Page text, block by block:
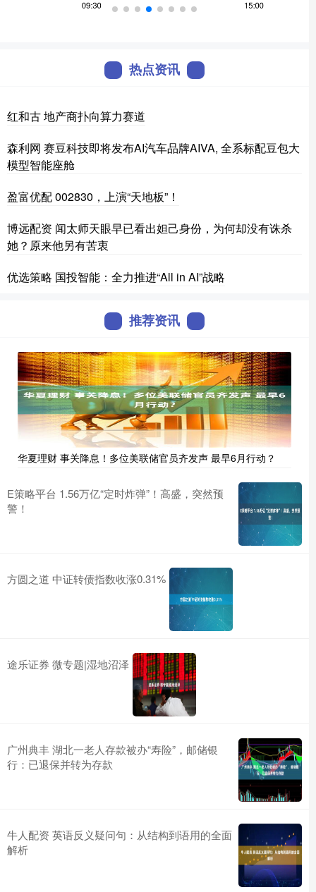
热点资讯
红和古 地产商扑向算力赛道
森利网 赛豆科技即将发布AI汽车品牌AIVA, 全系标配豆包大
模型智能座舱
盈富优配 002830，上演“天地板”！
博远配资 闻太师天眼早已看出妲己身份，为何却没有诛杀
她？原来他另有苦衷
优选策略 国投智能：全力推进“All in AI”战略
推荐资讯
华夏理财 事关降息！多位美联储官员齐发声 最早6月行动？
E策略平台 1.56万亿“定时炸弹”！高盛，突然预
警！
方圆之道 中证转债指数收涨0.31%
途乐证券 微专题|湿地沼泽
广州典丰 湖北一老人存款被办“寿险”，邮储银
行：已退保并转为存款
牛人配资 英语反义疑问句：从结构到语用的全面
解析